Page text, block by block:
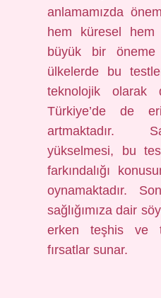
anlamamızda
hem küresel
büyük bir öneme
ülkelerde bu
teknolojik olarak
Türkiye’de de
artmaktadır.
yükselmesi, bu
farkındalığı
oynamaktadır.
sağlığımıza dair
erken teşhis ve
fırsatlar sunar.